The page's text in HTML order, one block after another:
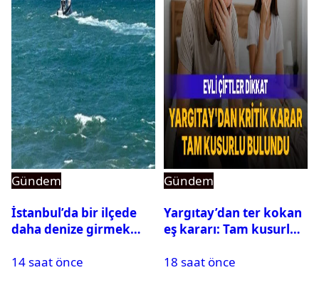
Gündem
İstanbul’da bir ilçede
daha denize girmek
14 saat önce
Gündem
Yargıtay’dan ter kokan
eş kararı: Tam kusurlu
18 saat önce